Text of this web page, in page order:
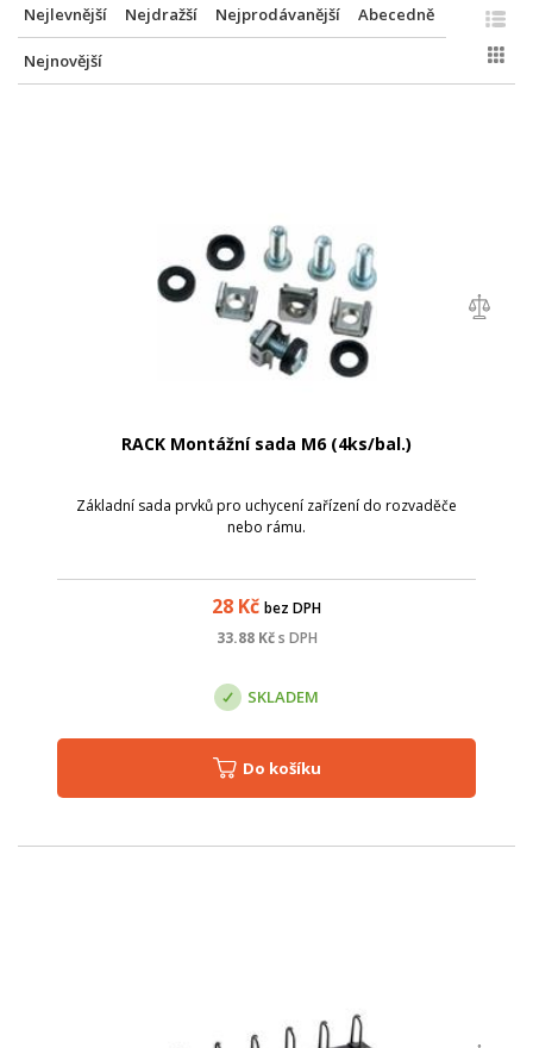
Nejlevnější Nejdražší Nejprodávanější Abecedně
Nejnovější
RACK Montážní sada M6 (4ks/bal.)
Základní sada prvků pro uchycení zařízení do rozvaděče
nebo rámu.
28 Kč bez DPH
33.88Kč s DPH
SKLADEM
Do košíku